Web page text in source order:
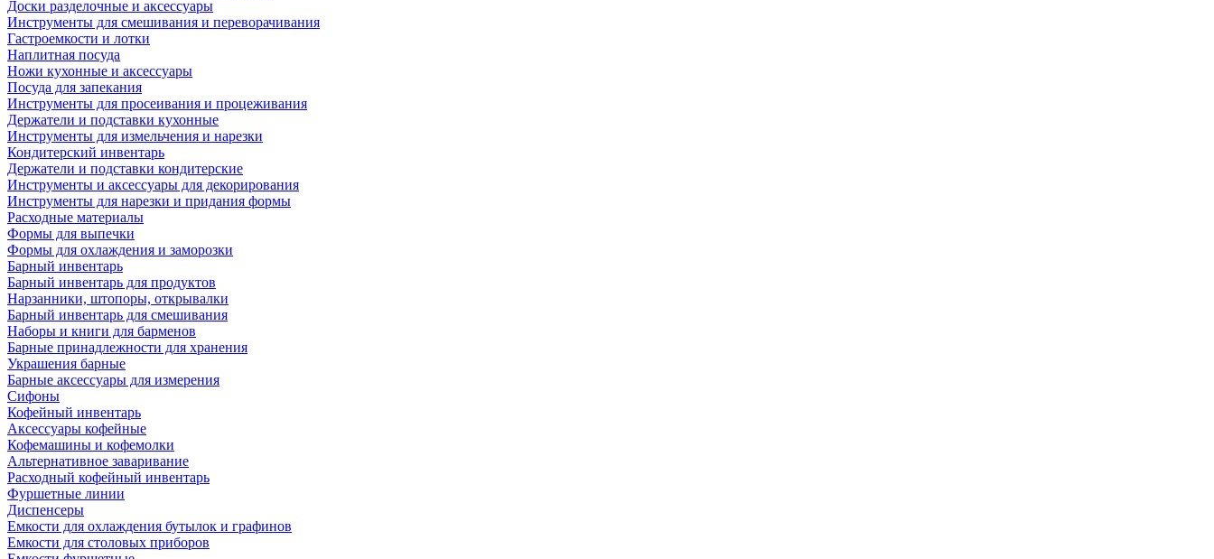
Доски разделочные и аксессуары
Инструменты для смешивания и переворачивания
Гастроемкости и лотки
Наплитная посуда
Ножи кухонные и аксессуары
Посуда для запекания
Инструменты для просеивания и процеживания
Держатели и подставки кухонные
Инструменты для измельчения и нарезки
Кондитерский инвентарь
Держатели и подставки кондитерские
Инструменты и аксессуары для декорирования
Инструменты для нарезки и придания формы
Расходные материалы
Формы для выпечки
Формы для охлаждения и заморозки
Барный инвентарь
Барный инвентарь для продуктов
Нарзанники, штопоры, открывалки
Барный инвентарь для смешивания
Наборы и книги для барменов
Барные принадлежности для хранения
Украшения барные
Барные аксессуары для измерения
Сифоны
Кофейный инвентарь
Аксессуары кофейные
Кофемашины и кофемолки
Альтернативное заваривание
Расходный кофейный инвентарь
Фуршетные линии
Диспенсеры
Емкости для охлаждения бутылок и графинов
Емкости для столовых приборов